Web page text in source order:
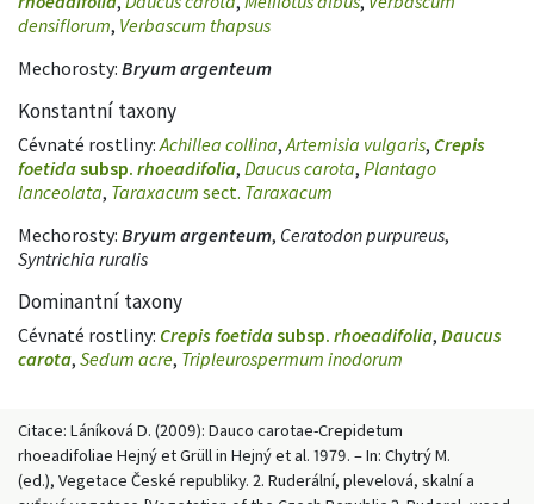
densiflorum, Verbascum thapsus
Mechorosty: Bryum argenteum
Konstantní taxony
Cévnaté rostliny:Achillea collina,Artemisia vulgaris, Crepis
foetidasubsp. rhoeadifolia, Daucus carota, Plantago
lanceolata, Taraxacum sect. Taraxacum
Mechorosty: Bryum argenteum, Ceratodon purpureus,
Syntrichia ruralis
Dominantní taxony
Cévnaté rostliny: Crepis foetidasubsp. rhoeadifolia, Daucus
carota, Sedum acre, Tripleurospermum inodorum
Citace: Láníková D. (2009): Dauco carotae-Crepidetum
rhoeadifoliae Hejný et Grüll in Hejný et al. 1979. – In: Chytrý M.
(ed.), Vegetace České republiky. 2. Ruderální, plevelová, skalní a